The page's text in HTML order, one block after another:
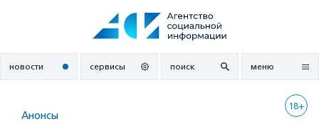
новости сервисы поиск меню
18+
Анонсы